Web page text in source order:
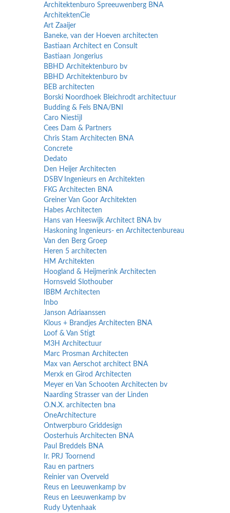
Architektenburo Spreeuwenberg BNA
ArchitektenCie
Art Zaaijer
Baneke, van der Hoeven architecten
Bastiaan Architect en Consult
Bastiaan Jongerius
BBHD Architektenburo bv
BBHD Architektenburo bv
BEB architecten
Borski Noordhoek Bleichrodt architectuur
Budding & Fels BNA/BNI
Caro Niestijl
Cees Dam & Partners
Chris Stam Architecten BNA
Concrete
Dedato
Den Heijer Architecten
DSBV Ingenieurs en Architekten
FKG Architecten BNA
Greiner Van Goor Architekten
Habes Architecten
Hans van Heeswijk Architect BNA bv
Haskoning Ingenieurs- en Architectenbureau
Van den Berg Groep
Heren 5 architecten
HM Architekten
Hoogland & Heijmerink Architecten
Hornsveld Slothouber
IBBM Architecten
Inbo
Janson Adriaanssen
Klous + Brandjes Architecten BNA
Loof & Van Stigt
M3H Architectuur
Marc Prosman Architecten
Max van Aerschot architect BNA
Merxk en Girod Architecten
Meyer en Van Schooten Architecten bv
Naarding Strasser van der Linden
O.N.X. architecten bna
OneArchitecture
Ontwerpburo Griddesign
Oosterhuis Architecten BNA
Paul Breddels BNA
Ir. PRJ Toornend
Rau en partners
Reinier van Overveld
Reus en Leeuwenkamp bv
Reus en Leeuwenkamp bv
Rudy Uytenhaak